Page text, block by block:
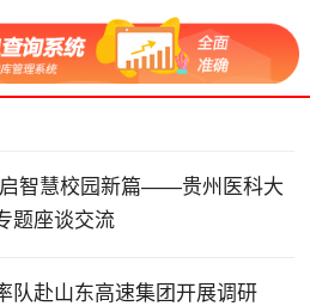
智慧校园新篇——贵州医科大
题座谈交流
队赴山东高速集团开展调研